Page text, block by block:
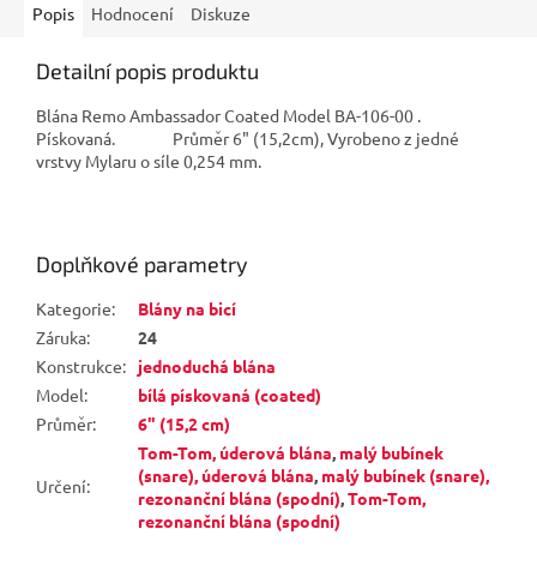
Popis Hodnocení Diskuze
Detailní popis produktu
Blána Remo Ambassador Coated Model BA-106-00 .
Pískovaná. Průměr 6" (15,2cm), Vyrobeno z jedné
vrstvy Mylaru o síle 0,254 mm.
Doplňkové parametry
Kategorie:
Blány na bicí
Záruka:
24
Konstrukce:
jednoduchá blána
Model:
bílá pískovaná (coated)
Průměr: 6" (15,2 cm)
Určení:
Tom-Tom, úderová blána, malý bubínek
(snare), úderová blána, malý bubínek (snare),
rezonanční blána (spodní),Tom-Tom,
rezonanční blána (spodní)